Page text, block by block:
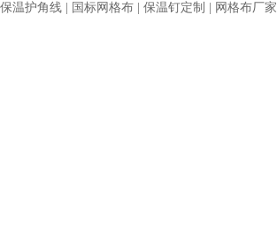
保温护角线
国标网格布 保温钉定制 网格布厂家